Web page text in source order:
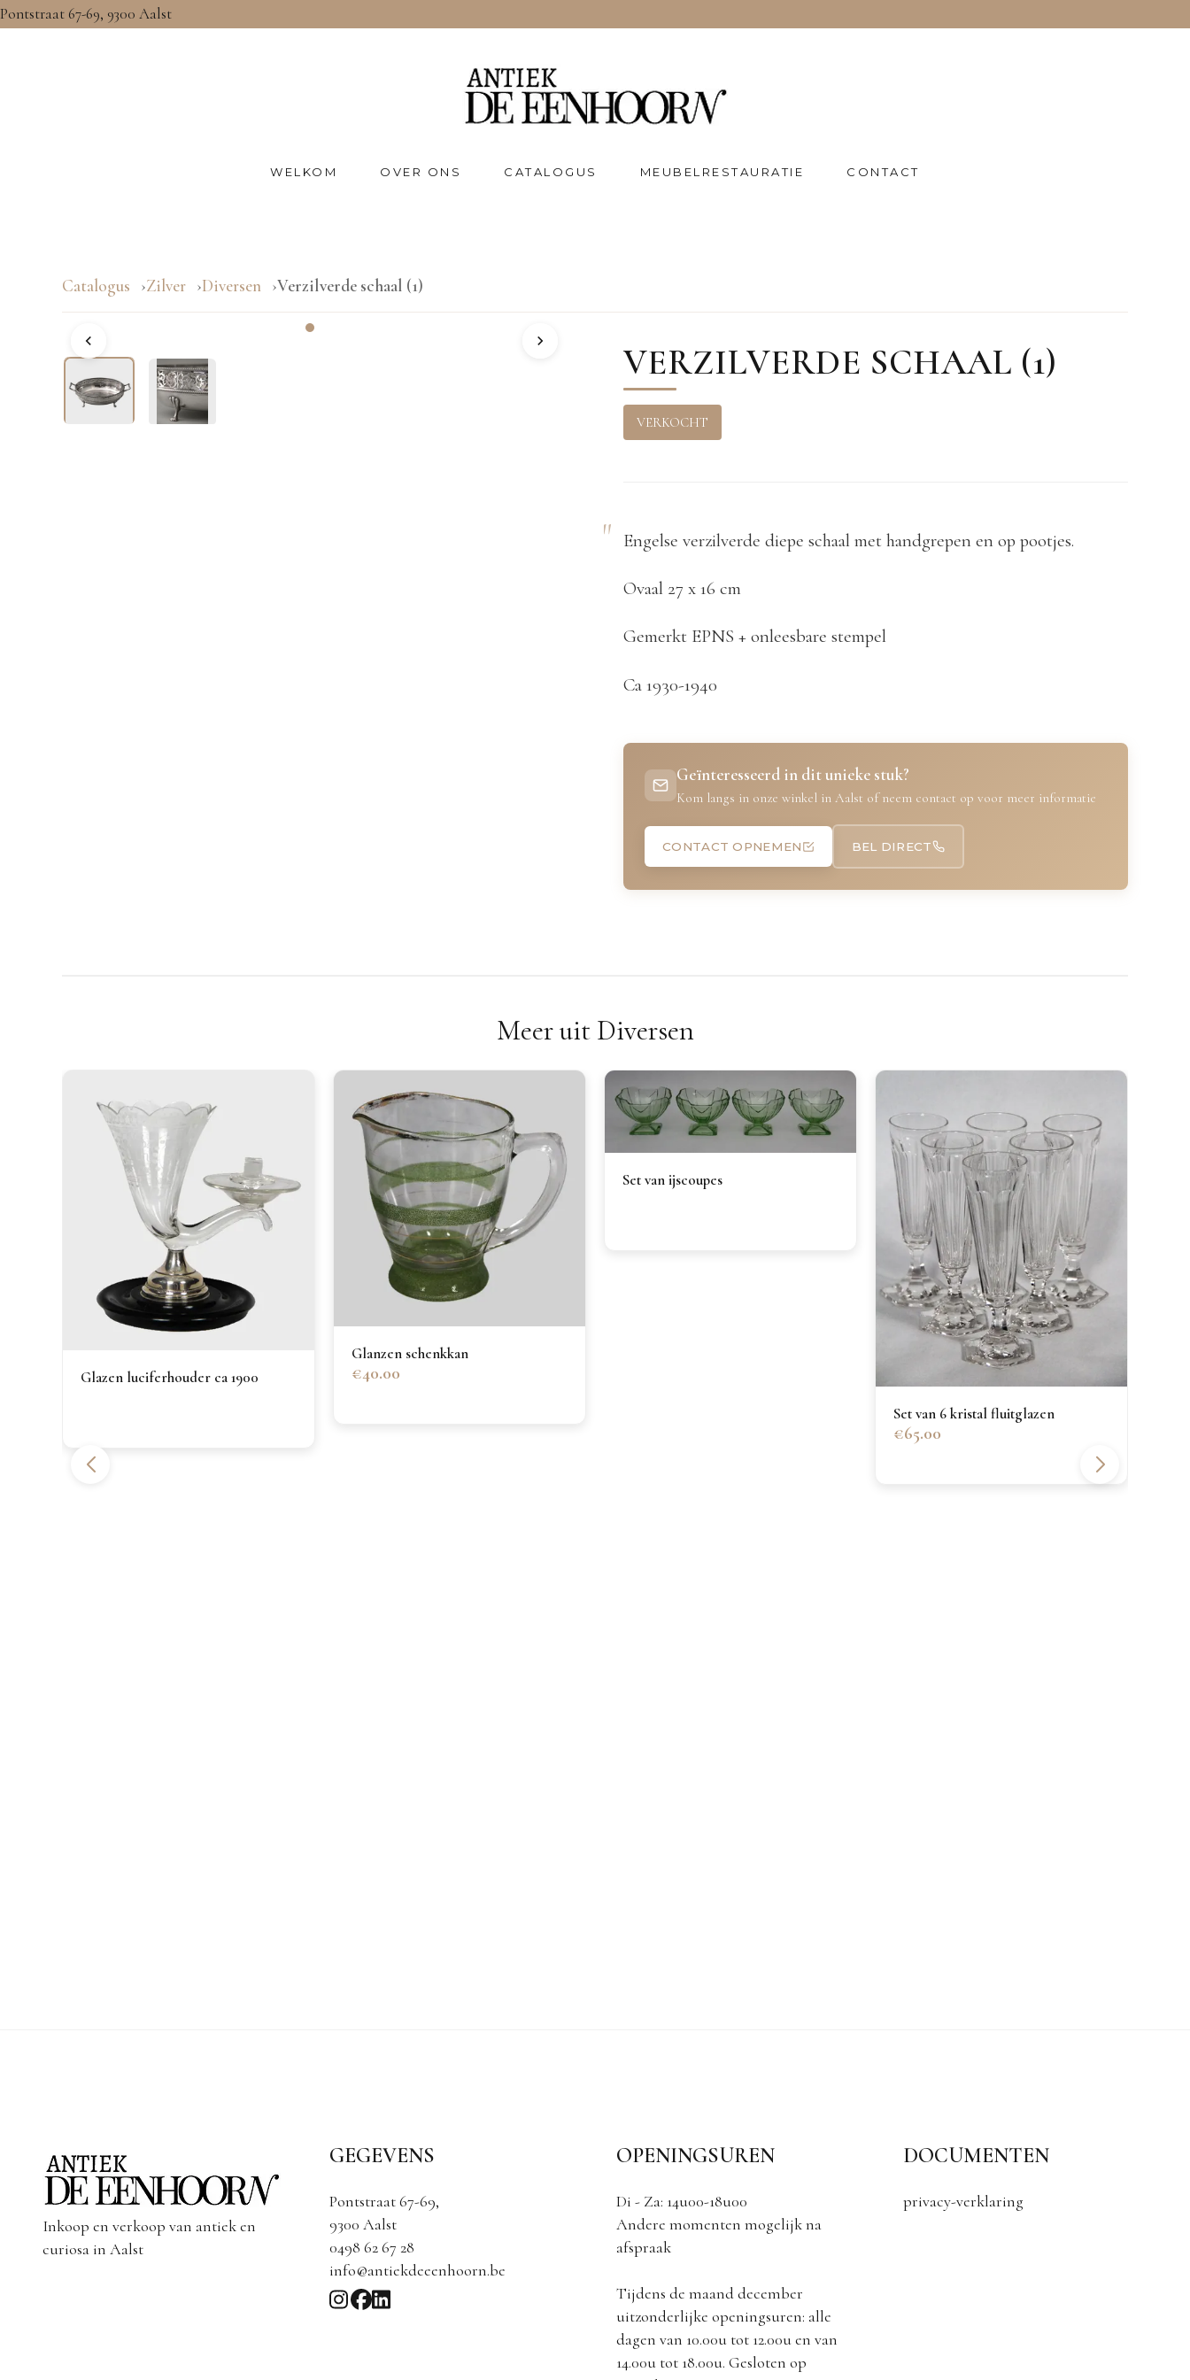
Pontstraat 67-69, 9300 Aalst
WELKOM OVER ONS CATALOGUS MEUBELRESTAURATIE CONTACT
Catalogus Zilver Diversen Verzilverde schaal (1)
VERZILVERDE SCHAAL (1)
VERKOCHT
Engelse verzilverde diepe schaal met handgrepen en op pootjes.
Ovaal 27 x 16 cm
Gemerkt EPNS + onleesbare stempel
Ca 1930-1940
Geïnteresseerd in dit unieke stuk?
Kom langs in onze winkel in Aalst of neem contact op voor meer informatie
CONTACT OPNEMEN BEL DIRECT
Meer uit Diversen
Glazen luciferhouder ca 1900
Glanzen schenkkan
€40.00
Set van ijscoupes
Set van 6 kristal fluitglazen
€65.00
Inkoop en verkoop van antiek en
curiosa in Aalst
GEGEVENS
Pontstraat 67-69,
9300 Aalst
0498 62 67 28
info@antiekdeeenhoorn.be
OPENINGSUREN
Di - Za: 14u00-18u00
Andere momenten mogelijk na
afspraak
Tijdens de maand december
uitzonderlijke openingsuren: alle
dagen van 10.00u tot 12.00u en van
14.00u tot 18.00u. Gesloten op
DOCUMENTEN
privacy-verklaring